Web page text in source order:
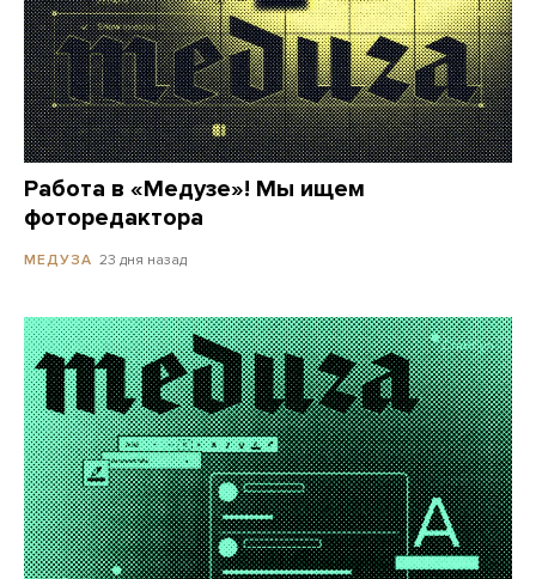
Работа в «Медузе»! Мы ищем
фоторедактора
МЕДУЗА 23 дня назад